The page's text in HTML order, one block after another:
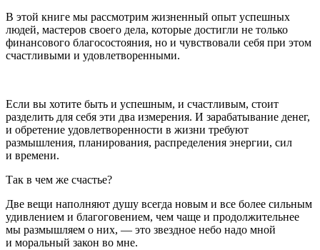
В этой книге мы рассмотрим жизненный опыт успешных
людей, мастеров своего дела, которые достигли не только
финансового благосостояния, но и чувствовали себя при этом
счастливыми и удовлетворенными.
Если вы хотите быть и успешным, и счастливым, стоит
разделить для себя эти два измерения. И зарабатывание денег,
и обретение удовлетворенности в жизни требуют
размышления, планирования, распределения энергии, сил
и времени.
Так в чем же счастье?
Две вещи наполняют душу всегда новым и все более сильным
удивлением и благоговением, чем чаще и продолжительнее
мы размышляем о них, — это звездное небо надо мной
и моральный закон во мне.